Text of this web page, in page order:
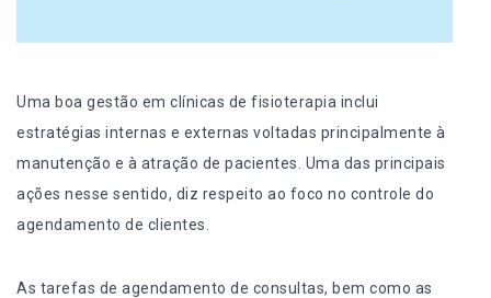
Uma boa gestão em clínicas de fisioterapia inclui
estratégias internas e externas voltadas principalmente à
manutenção e à atração de pacientes. Uma das principais
ações nesse sentido, diz respeito ao foco no controle do
agendamento de clientes.
As tarefas de agendamento de consultas, bem como as